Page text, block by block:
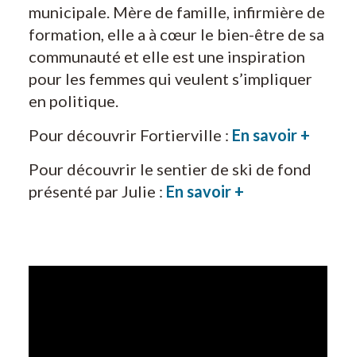
municipale. Mère de famille, infirmière de
formation, elle a à cœur le bien-être de sa
communauté et elle est une inspiration
pour les femmes qui veulent s’impliquer
en politique.
Pour découvrir Fortierville : En savoir +
Pour découvrir le sentier de ski de fond
présenté par Julie : En savoir +